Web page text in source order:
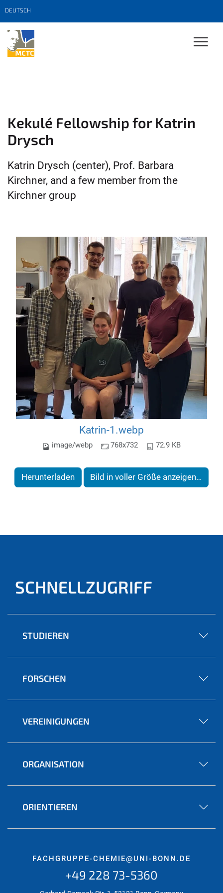
DEUTSCH
Kekulé Fellowship for Katrin
Drysch
Katrin Drysch (center), Prof. Barbara
Kirchner, and a few member from the
Kirchner group
Katrin-1.webp
image/webp 768x732 72.9 KB
Herunterladen Bild in voller Größe anzeigen…
SCHNELLZUGRIFF
STUDIEREN
FORSCHEN
VEREINIGUNGEN
ORGANISATION
ORIENTIEREN
FACHGRUPPE-CHEMIE@UNI-BONN.DE
+49 228 73-5360